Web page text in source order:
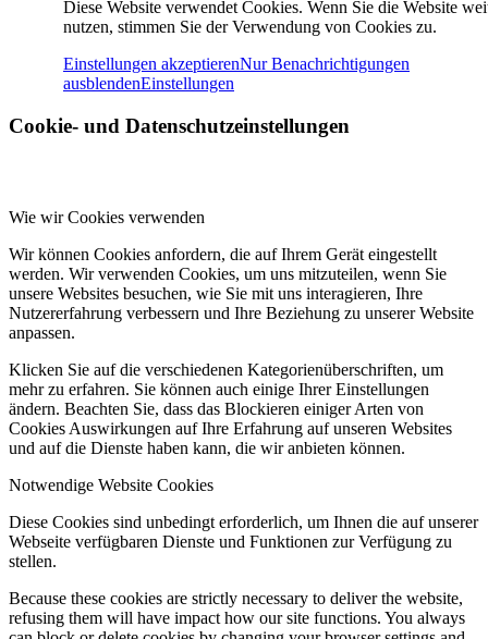
Diese Website verwendet Cookies. Wenn Sie die Website
nutzen, stimmen Sie der Verwendung von Cookies zu.
Einstellungen akzeptierenNur Benachrichtigungen
ausblendenEinstellungen
Cookie- und Datenschutzeinstellungen
Wie wir Cookies verwenden
Wir können Cookies anfordern, die auf Ihrem Gerät eingestellt
werden. Wir verwenden Cookies, um uns mitzuteilen, wenn Sie
unsere Websites besuchen, wie Sie mit uns interagieren, Ihre
Nutzererfahrung verbessern und Ihre Beziehung zu unserer Website
anpassen.
Klicken Sie auf die verschiedenen Kategorienüberschriften, um
mehr zu erfahren. Sie können auch einige Ihrer Einstellungen
ändern. Beachten Sie, dass das Blockieren einiger Arten von
Cookies Auswirkungen auf Ihre Erfahrung auf unseren Websites
und auf die Dienste haben kann, die wir anbieten können.
Notwendige Website Cookies
Diese Cookies sind unbedingt erforderlich, um Ihnen die auf unserer
Webseite verfügbaren Dienste und Funktionen zur Verfügung zu
stellen.
Because these cookies are strictly necessary to deliver the website,
refusing them will have impact how our site functions. You always